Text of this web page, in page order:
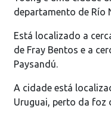
departamento de Río
Está localizado a
de Fray Bentos e a
Paysandú.
A cidade está
Uruguai, perto da foz